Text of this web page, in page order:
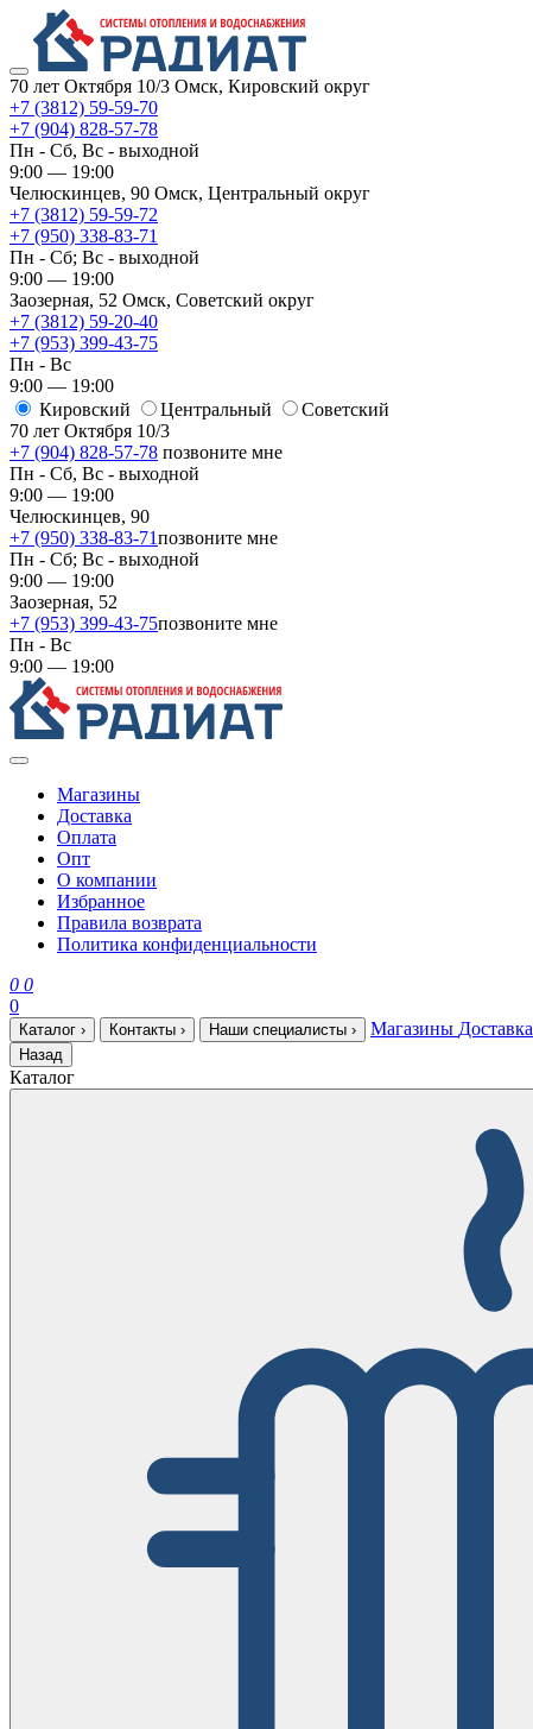
70 лет Октября 10/3 Омск, Кировский округ
+7 (3812) 59-59-70
+7 (904) 828-57-78
Пн - Сб, Вс - выходной
9:00 — 19:00
Челюскинцев, 90 Омск, ​Центральный округ
+7 (3812) 59-59-72
+7 (950) 338-83-71
Пн - Сб; Вс - выходной
9:00 — 19:00
Заозерная, 52 Омск, ​Советский округ
+7 (3812) 59-20-40
+7 (953) 399-43-75
Пн - Вс
9:00 — 19:00
Кировский
​Центральный
​Советский
70 лет Октября 10/3
+7 (904) 828-57-78 позвоните мне
Пн - Сб, Вс - выходной
9:00 — 19:00
Челюскинцев, 90
+7 (950) 338-83-71позвоните мне
Пн - Сб; Вс - выходной
9:00 — 19:00
Заозерная, 52
+7 (953) 399-43-75позвоните мне
Пн - Вс
9:00 — 19:00
Магазины
Доставка
Оплата
Опт
О компании
Избранное
Правила возврата
Политика конфиденциальности
0 0
0
Каталог › Контакты › Наши специалисты › Магазины Доставка
Назад
Каталог